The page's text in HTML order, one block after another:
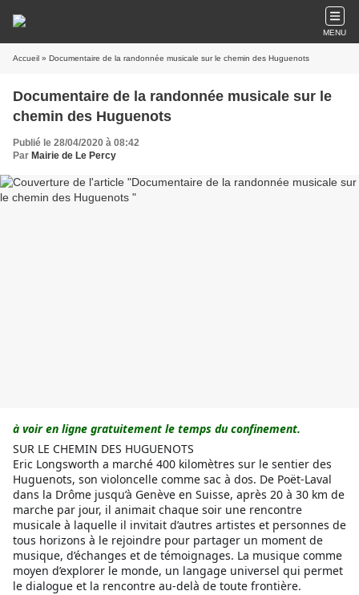
MENU
Accueil » Documentaire de la randonnée musicale sur le chemin des Huguenots
Documentaire de la randonnée musicale sur le
chemin des Huguenots
Publié le 28/04/2020 à 08:42
Par Mairie de Le Percy
à voir en ligne gratuitement le temps du confinement.
SUR LE CHEMIN DES HUGUENOTS
Eric Longsworth a marché 400 kilomètres sur le sentier des
Huguenots, son violoncelle comme sac à dos. De Poët-Laval
dans la Drôme jusqu’à Genève en Suisse, après 20 à 30 km de
marche par jour, il animait chaque soir une rencontre
musicale à laquelle il invitait d’autres artistes et personnes de
tous horizons à le rejoindre pour partager un moment de
musique, d’échanges et de témoignages. La musique comme
moyen d’explorer le monde, un langage universel qui permet
le dialogue et la rencontre au-delà de toute frontière.